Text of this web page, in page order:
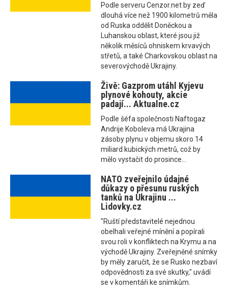
Podle serveru Cenzor.net by zeď
dlouhá více než 1900 kilometrů měla
od Ruska oddělit Doněckou a
Luhanskou oblast, které jsou již
několik měsíců ohniskem krvavých
střetů, a také Charkovskou oblast na
severovýchodě Ukrajiny.
Živě: Gazprom utáhl Kyjevu
plynové kohouty, akcie
padají... Aktualne.cz
Podle šéfa společnosti Naftogaz
Andrije Koboleva má Ukrajina
zásoby plynu v objemu skoro 14
miliard kubických metrů, což by
mělo vystačit do prosince...
NATO zveřejnilo údajné
důkazy o přesunu ruských
tanků na Ukrajinu ...
Lidovky.cz
"Ruští představitelé nejednou
obelhali veřejné mínění a popírali
svou roli v konfliktech na Krymu a na
východě Ukrajiny. Zveřejněné snímky
by měly zaručit, že se Rusko nezbaví
odpovědnosti za své skutky," uvádí
se v komentáři ke snímkům.